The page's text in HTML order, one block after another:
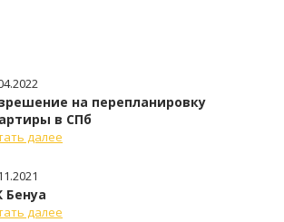
на перепланировку
в СПб
далее
далее